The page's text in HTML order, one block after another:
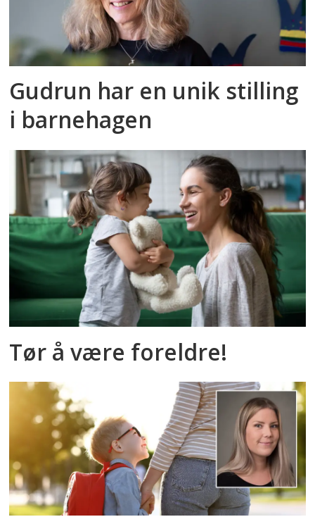
Gudrun har en unik stilling
i barnehagen
Tør å være foreldre!